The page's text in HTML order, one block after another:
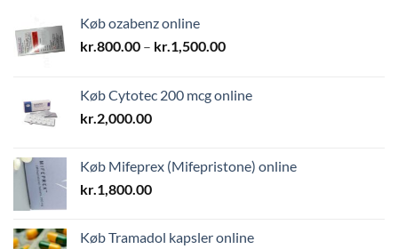
Køb ozabenz online
kr.800.00 – kr.1,500.00Prisinterval:
kr.1,500.00
Køb Cytotec 200 mcg online
kr.2,000.00
Køb Mifeprex (Mifepristone) online
kr.1,800.00
Køb Tramadol kapsler online